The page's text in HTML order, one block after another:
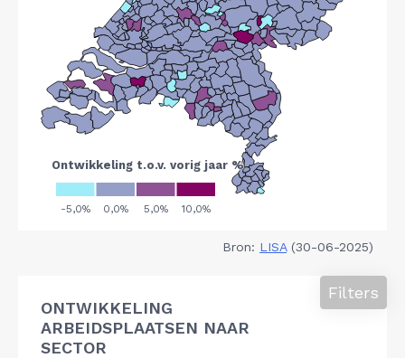
Bron: LISA(30-06-2025)
ONTWIKKELING
ARBEIDSPLAATSEN NAAR
SECTOR
Filters